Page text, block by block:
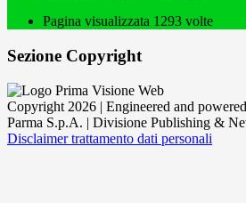
Pagina visualizzata 1293 volte
Sezione Copyright
Copyright 2026 | Engineered and
Parma S.p.A. | Divisione Publishing &
Disclaimer trattamento dati personali